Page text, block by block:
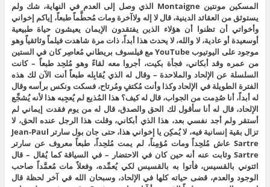
المسكين مونتين Montaigne الذي وصل إلى العدم في النهاية، شك ولم
يستوثق من العقائد الدينية، قال لا إله ولاآخرة ومات مُحطَّماً طبعاً، إياكم إخواني
وأخواتي أن تظنوا أن هؤلاء الذين يفتقدون الإيمان يعيشون حياة طبيعية
أوسعيدة أو عادية، لا والله، لا يحدث هذا أبداً، ذات مرة شاهدت فيلماً وثائقياً وهو
موجود على اليوتيوب YouTube مع فيلسوف بريطاني مُعاصِر كان في الستين
من عمره وقد أبكاني، فجأة بكيت، أجروا معه لقاءً وهو مُلحِد طبعاً – كانت
السلسلة عن الإلحاد والملاحدة – وقال له الذي يُقابِله طبعاً أنت الآن لك هذه
الفترة الطويلة في الإلحاد وكذا وأنت مُكتفٍ ومُرتاح، فسكت ونكس برأسه وقال
له أبداً، أنا صُدِمت من الجواب، قال له كيف؟ هذا المُذيع لم يُعجِبه هذا لأنه يُشجِّع
الإلحاد، قال له أنا سأقول لك الحق والصدق، قال له من يوم فقدت إيماني لم
أستقر ولم أجد نفسي بعد، هذا الذي أبكاني، وقلت هذا الرجل عنده الحق، لا
تزال بقية إنسانية فيه، لا يُمكِن يا إخواني هذا، حتى جان بول سارتر Jean-Paul
Sartre عاش مُلحِداً ومات مُؤمِناً، لم يمت مُلحِداً، طبعاً معروف عن سارتر
Sartre وثابت عنه أنه حين كان في الاحتضار – في السياقة كما يُقال – قال
ائتوني بالقسيس، فأتوا به بالقسيس لكي يُعمِّده، وفعلاً مات مُعمَّداً صاحب
الوجود والعدم، قضى حياته كلها في الإلحاد، وسبحان الله في آخر لحظة قال